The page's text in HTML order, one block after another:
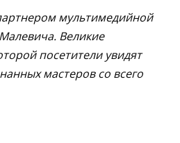
мультимедийной
Великие
посетители увидят
мастеров со всего